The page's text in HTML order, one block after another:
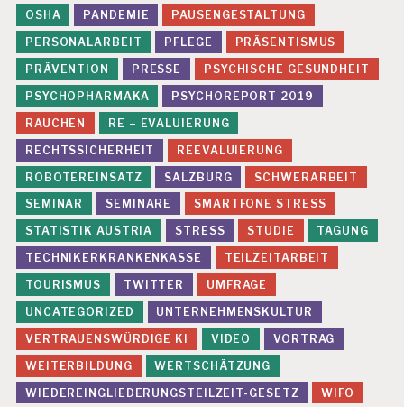
R
Ä
V
E
N
T
I
O
N
P
S
Y
C
H
IS
C
H
E
G
E
S
U
N
OSHA
PANDEMIE
PAUSENGESTALTUNG
PERSONALARBEIT
PFLEGE
PRÄSENTISMUS
PRÄVENTION
PRESSE
PSYCHISCHE GESUNDHEIT
PSYCHOPHARMAKA
PSYCHOREPORT 2019
RAUCHEN
RE – EVALUIERUNG
RECHTSSICHERHEIT
REEVALUIERUNG
ROBOTEREINSATZ
SALZBURG
SCHWERARBEIT
SEMINAR
SEMINARE
SMARTFONE STRESS
STATISTIK AUSTRIA
STRESS STUDIE
TAGUNG
TECHNIKERKRANKENKASSE
TEILZEITARBEIT
TOURISMUS
TWITTER
UMFRAGE
UNCATEGORIZED
UNTERNEHMENSKULTUR
VERTRAUENSWÜRDIGE KI
VIDEO
VORTRAG
WEITERBILDUNG
WERTSCHÄTZUNG
WIEDEREINGLIEDERUNGSTEILZEIT-GESETZ
WIFO